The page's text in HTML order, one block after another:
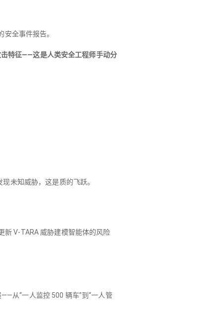
全事件报告。
特征——这是人类安全工程师手动分
未知威胁，这是质的飞跃。
V-TARA 威胁建模智能体的风险
从“一人监控 500 辆车”到“一人管